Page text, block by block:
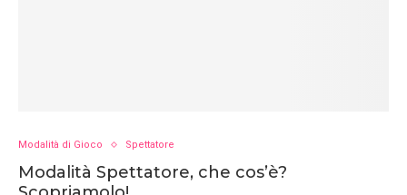
Modalità di Gioco Spettatore
Modalità Spettatore, che cos’è?